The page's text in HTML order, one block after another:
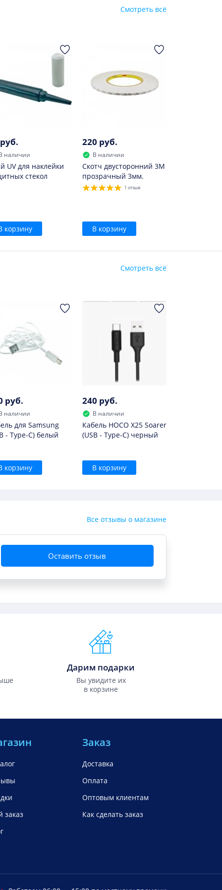
Смотреть всё
наличии
UV для наклейки
стекол
корзину
220 руб.
В наличии
Скотч двусторонний 3M
прозрачный 3мм.
1 отзыв
В корзину
Смотреть всё
руб.
наличии
для Samsung
- Type-C) белый
корзину
240 руб.
В наличии
Кабель HOCO X25 Soarer
(USB - Type-C) черный
В корзину
Все отзывы о магазине
Оставить отзыв
Дарим подарки
Вы увидите их
в корзине
заказ
Заказ
Доставка
Оплата
Оптовым клиентам
Как сделать заказ